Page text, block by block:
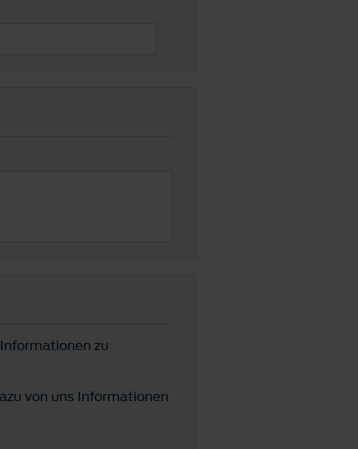
zu
von uns Informationen